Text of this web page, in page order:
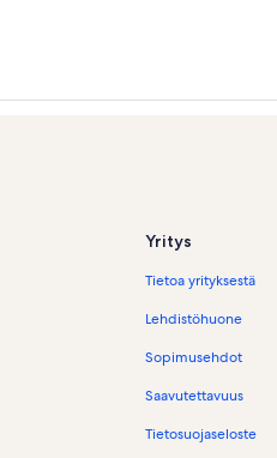
Yritys
Tietoa yrityksestä
Lehdistöhuone
Sopimusehdot
Saavutettavuus
Tietosuojaseloste